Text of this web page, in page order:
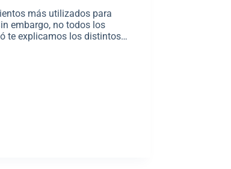
más utilizados para
embargo, no todos los
te explicamos los distintos…